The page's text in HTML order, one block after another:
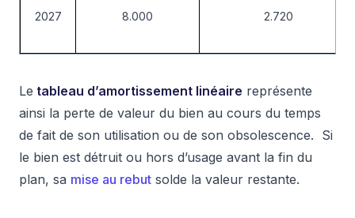
2027 8.000 2.720
Le tableau d’amortissement linéaire représente
ainsi la perte de valeur du bien au cours du temps
de fait de son utilisation ou de son obsolescence. Si
le bien est détruit ou hors d’usage avant la fin du
plan, sa mise au rebut solde la valeur restante.